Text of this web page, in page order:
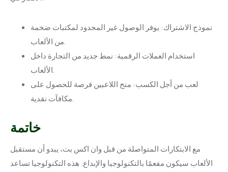
نموذج الاشتراك: يوفر الوصول غير المحدود لمكتبات ضخمة
من الألعاب.
استخدام العملات الرقمية: نمط جديد من التجارة داخل
الألعاب.
لعب من أجل الكسب: منح اللاعبين فرصة للحصول على
مكافآت نقدية.
خاتمة
مع الابتكارات المتواصلة من قبل وان اكس بت، يبدو أن مستقبل
الألعاب سيكون مفعمًا بالتكنولوجيا والإبداع. هذه التكنولوجيا تساعد